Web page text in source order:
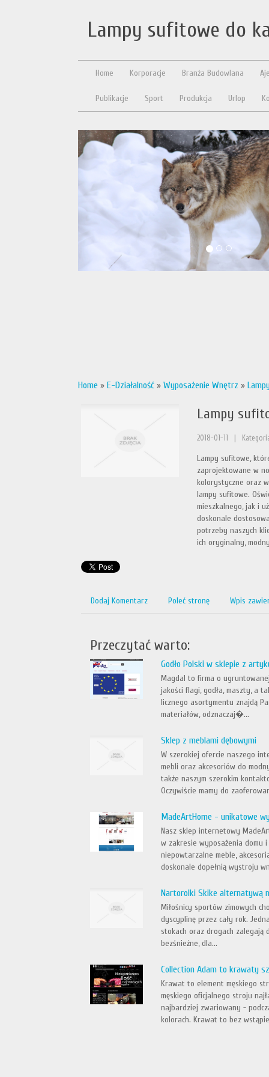
Lampy sufitowe do
Home Korporacje Branża Budowlana
Publikacje Sport Produkcja Urlop
Home » E-Działalność » Wyposażenie Wnętrz »
Lampy
2018-01-11
Lampy sufitowe,
zaprojektowane w
kolorystyczne oraz
lampy sufitowe.
mieszkalnego, jak i
doskonale
potrzeby naszych
ich oryginalny,
Dodaj Komentarz Poleć stronę Wpis
Przeczytać warto:
Godło Polski w sklepie z
Magdal to firma o
jakości flagi, godła, maszty, a
licznego asortymentu znajdą
materiałów, odznaczaj�...
Sklep z meblami dębowymi
W szerokiej ofercie naszego
mebli oraz akcesoriów do
także naszym szerokim
Oczywiście mamy do
MadeArtHome - unikatowe
Nasz sklep internetowy
w zakresie wyposażenia domu
niepowtarzalne meble,
doskonale dopełnią wystroju
Nartorolki Skike alternatywą
Miłośnicy sportów zimowych
dyscyplinę przez cały rok.
stokach oraz drogach zalegają
bezśnieżne, dla...
Collection Adam to krawaty
Krawat to element męskiego
męskiego oficjalnego stroju
najbardziej zwariowany -
kolorach. Krawat to bez